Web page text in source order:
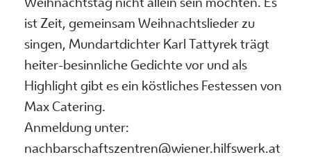
Weihnachtstag nicht allein sein möchten. Es
ist Zeit, gemeinsam Weihnachtslieder zu
singen, Mundartdichter Karl Tattyrek trägt
heiter-besinnliche Gedichte vor und als
Highlight gibt es ein köstliches Festessen von
Max Catering.
Anmeldung unter:
nachbarschaftszentren@wiener.hilfswerk.at